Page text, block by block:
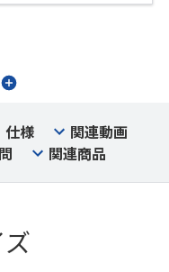
仕様
関連動画
関連商品